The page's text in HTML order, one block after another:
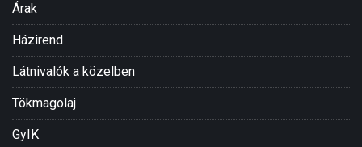
Árak
Házirend
Látnivalók a közelben
Tökmagolaj
GyIK